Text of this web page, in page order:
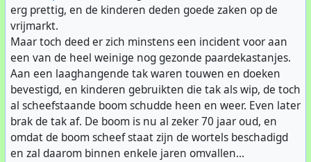
erg prettig, en de kinderen deden goede zaken op de
vrijmarkt.
Maar toch deed er zich minstens een incident voor aan
een van de heel weinige nog gezonde paardekastanjes.
Aan een laaghangende tak waren touwen en doeken
bevestigd, en kinderen gebruikten die tak als wip, de toch
al scheefstaande boom schudde heen en weer. Even later
brak de tak af. De boom is nu al zeker 70 jaar oud, en
omdat de boom scheef staat zijn de wortels beschadigd
en zal daarom binnen enkele jaren omvallen...